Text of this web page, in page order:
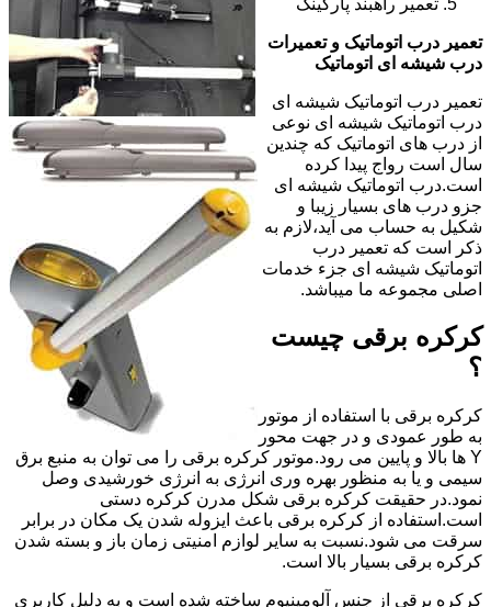
تعمیر راهبند پارکینگ
تعمیر درب اتوماتیک و تعمیرات
درب شیشه ای اتوماتیک
تعمیر درب اتوماتیک شیشه ای
درب اتوماتیک شیشه ای نوعی
از درب های اتوماتیک که چندین
سال است رواج پیدا کرده
است.درب اتوماتیک شیشه ای
جزو درب های بسیار زیبا و
شکیل به حساب می آید،لازم به
ذکر است که تعمیر درب
اتوماتیک شیشه ای جزء خدمات
اصلی مجموعه ما میباشد.
کرکره برقی چیست
؟
کرکره برقی با استفاده از موتور
به طور عمودی و در جهت محور
Y ها بالا و پایین می رود.موتور کرکره برقی را می توان به منبع برق
سیمی و یا به منظور بهره وری انرژی به انرژی خورشیدی وصل
نمود.در حقیقت کرکره برقی شکل مدرن کرکره دستی
است.استفاده از کرکره برقی باعث ایزوله شدن یک مکان در برابر
سرقت می شود.نسبت به سایر لوازم امنیتی زمان باز و بسته شدن
کرکره برقی بسیار بالا است.
کرکره برقی از جنس آلومینیوم ساخته شده است و به دلیل کاربری